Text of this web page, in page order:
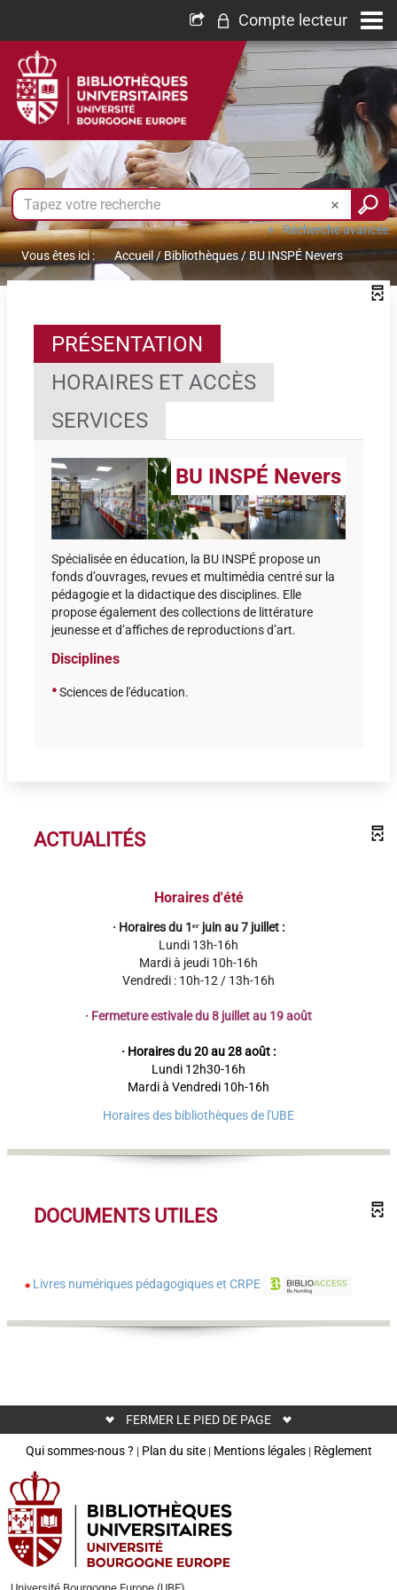
Compte lecteur
Recherche avancée
Vous êtes ici :
Accueil /Bibliothèques/BU INSPÉ Nevers
PRÉSENTATION
HORAIRES ET ACCÈS
SERVICES
BU INSPÉ Nevers
Spécialisée en éducation, la BU INSPÉ propose un
fonds d’ouvrages, revues et multimédia centré sur la
pédagogie et la didactique des disciplines. Elle
propose également des collections de littérature
jeunesse et d’affiches de reproductions d’art.
Disciplines
•Sciences de l'éducation.
ACTUALITÉS
Horaires d'été
· Horaires du 1ᵉʳ juin au 7 juillet :
Lundi 13h-16h
Mardi à jeudi 10h-16h
Vendredi : 10h-12 / 13h-16h
· Fermeture estivale du 8 juillet au 19 août
· Horaires du 20 au 28 août :
Lundi 12h30-16h
Mardi à Vendredi 10h-16h
Horaires des bibliothèques de l'UBE
DOCUMENTS UTILES
Livres numériques pédagogiques et CRPE
FERMER LE PIED DE PAGE
Qui sommes-nous ? | Plan du site| Mentions légales| Règlement